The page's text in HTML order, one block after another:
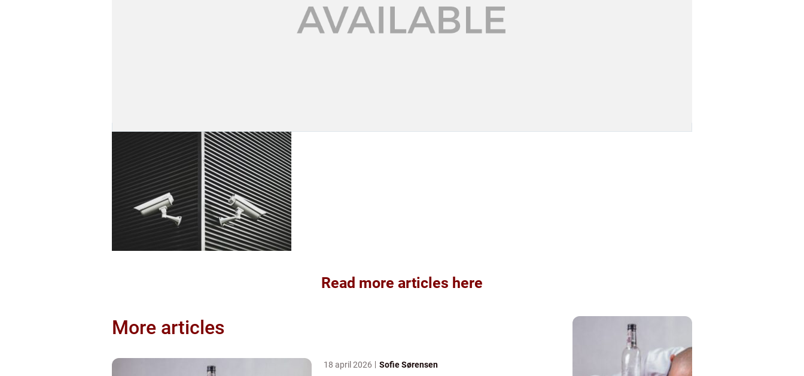
Read more articles here
More articles
18 april 2026 Sofie Sørensen